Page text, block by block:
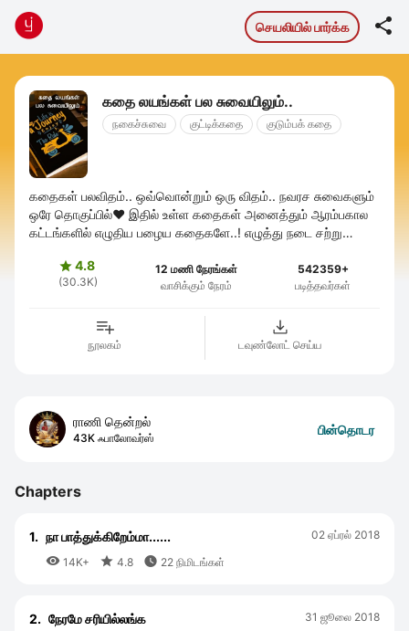
செயலியில் பார்க்க 
கதை லயங்கள் பல சுவையிலும்..
நகைச்சுவை குட்டிக்கதை குடும்பக் கதை
கதைகள் பலவிதம்.. ஒவ்வொன்றும் ஒரு விதம்.. நவரச சுவைகளும்
ஒரே தொகுப்பில்❤ இதில் உள்ள கதைகள் அனைத்தும் ஆரம்பகால
கட்டங்களில் எழுதிய பழைய கதைகளே..! எழுத்து நடை சற்று
4.8
(30.3K)
12 மணி நேரங்கள்
வாசிக்கும் நேரம்
542359+
படித்தவர்கள்
நூலகம் டவுண்லோட் செய்ய
ராணி தென்றல்
43K ஃபாலோவர்ஸ்
பின்தொடர
Chapters
1. நா பாத்துக்கிறேம்மா......
 14K+  4.8  22 நிமிடங்கள்
02 ஏப்ரல் 2018
2. நேரமே சரியில்லங்க 31 ஜூலை 2018